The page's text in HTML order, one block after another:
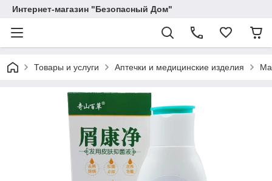
Интернет-магазин "Безопасный Дом"
Товары и услуги Аптечки и медицинские изделия